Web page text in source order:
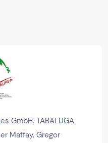
GmbH. TABALUGA
Maffay, Gregor